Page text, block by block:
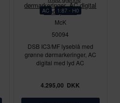
AC 1:87 - H0
McK
50094
DSB IC3/MF lyseblå med
grønne dørmarkeringer, AC
digital med lyd AC
4.295,00 DKK